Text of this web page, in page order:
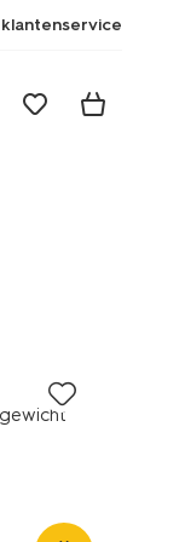
klantenservice